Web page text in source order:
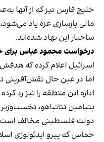
خلیج فارس نیز که از آنها
مالی بازسازی غزه یاد
ساختار این نهاد شده‌اند.
درخواست محمود عباس
اسرائیل اعلام کرده که
اما در عین حال نقش‌آفرینی
اداره این منطقه را نیز رد
بنیامین نتانیاهو،
دولت فلسطینی مخالف